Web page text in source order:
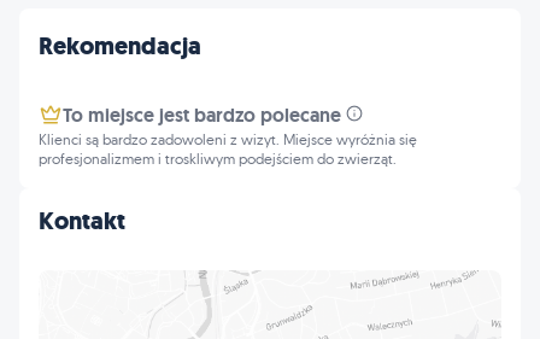
Kontakt
Rekomendacja
To miejsce jest bardzo polecane
Klienci są bardzo zadowoleni z wizyt. Miejsce wyróżnia się
profesjonalizmem i troskliwym podejściem do zwierząt.